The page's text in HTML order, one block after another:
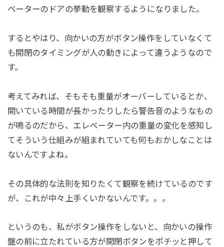
ベーターのドアの挙動を観察するようになりました。
するとやはり、向かいの方がボタン操作をしていなくて
も開閉のタイミングが人の動きによって違うようなので
す。
考えてみれば、そもそも重量がオーバーしているとか、
開いている時間が長かったりしたら警告音のようなもの
が鳴るのだから、エレベーター内の重量の変化を感知し
てそういう仕組みが組まれていても何もおかしなことは
ないんですよね。
その具体的な法則を知りたくて観察を続けているのです
が、これが中々上手くいかないんです。。。
というのも、私がボタン操作をしないと、向かいの操作
盤の前に立たれている方が開閉ボタンをポチッと押して